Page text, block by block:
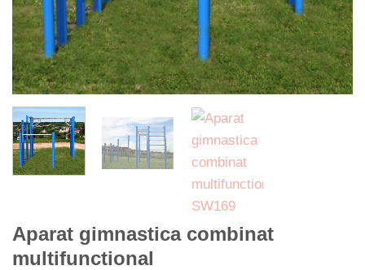
Aparat gimnastica combinat
multifunctional